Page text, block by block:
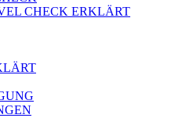
CHECK ERKLÄRT